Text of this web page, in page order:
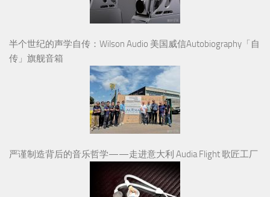
半个世纪的声学自传：Wilson Audio 美国威信Autobiography「自
传」旗舰音箱
严谨制造背后的音乐哲学——走进意大利 Audia Flight 歌匠工厂